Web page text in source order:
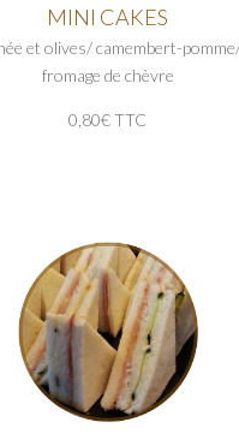
MINI CAKES
et olives/ camembert-
fromage de chèvre
0,80€ TTC